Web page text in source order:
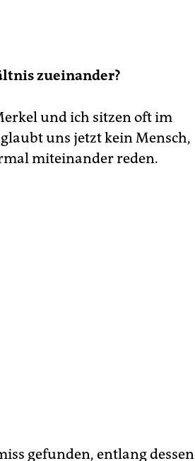
zueinander?
und ich sitzen oft im
uns jetzt kein Mensch,
miteinander reden.
gefunden, entlang dessen